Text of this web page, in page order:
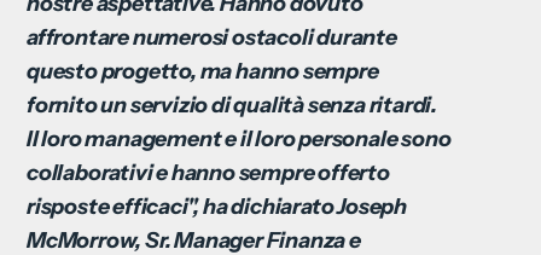
affrontare numerosi ostacoli durante
questo progetto, ma hanno sempre
fornito un servizio di qualità senza ritardi.
Il loro management e il loro personale sono
collaborativi e hanno sempre offerto
risposte efficaci", ha dichiarato Joseph
McMorrow, Sr. Manager Finanza e